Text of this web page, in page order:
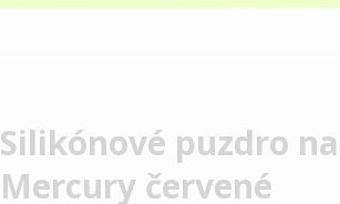
Silikónové puzdro
Mercury červené